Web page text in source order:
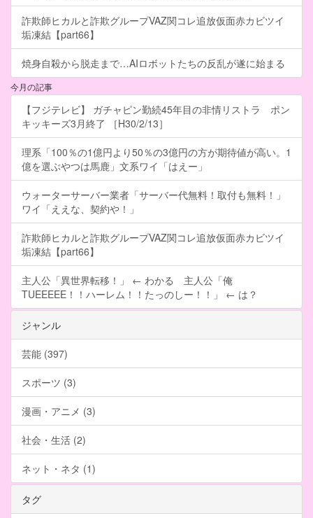
詐欺師ヒカルと詐欺グループVAZ関コレ追放仮面赤カビツイ
垢凍結【part66】
焼身自殺から脱走まで…AIロボットたちの反乱が遂に始まる
今月の記事
【フジテレビ】 ガチャピン勤続45年目の非情リストラ ポン
キッキーズ3月終了 ［H30/2/13］
理系「100％の1億円より50％の3億円の方が期待値が高い。1
億を選ぶやつは馬鹿」文系ワイ「はえー」
ウォーターサーバー業者「サーバー代無料！取付も無料！」
ワイ「ええな、契約や！」
詐欺師ヒカルと詐欺グループVAZ関コレ追放仮面赤カビツイ
垢凍結【part66】
主人公「異世界転移！」 ← わかる 主人公「俺
TUEEEEE！！ハーレム！！たっのしー！！」 ← は？
ジャンル
芸能 (397)
スポーツ (3)
漫画・アニメ (3)
社会・生活 (2)
ネット・ネタ (1)
タグ